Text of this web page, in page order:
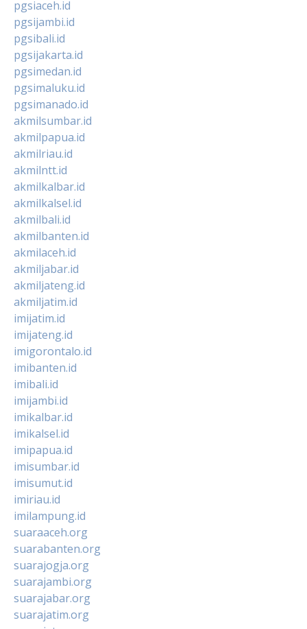
pgsiaceh.id
pgsijambi.id
pgsibali.id
pgsijakarta.id
pgsimedan.id
pgsimaluku.id
pgsimanado.id
akmilsumbar.id
akmilpapua.id
akmilriau.id
akmilntt.id
akmilkalbar.id
akmilkalsel.id
akmilbali.id
akmilbanten.id
akmilaceh.id
akmiljabar.id
akmiljateng.id
akmiljatim.id
imijatim.id
imijateng.id
imigorontalo.id
imibanten.id
imibali.id
imijambi.id
imikalbar.id
imikalsel.id
imipapua.id
imisumbar.id
imisumut.id
imiriau.id
imilampung.id
suaraaceh.org
suarabanten.org
suarajogja.org
suarajambi.org
suarajabar.org
suarajatim.org